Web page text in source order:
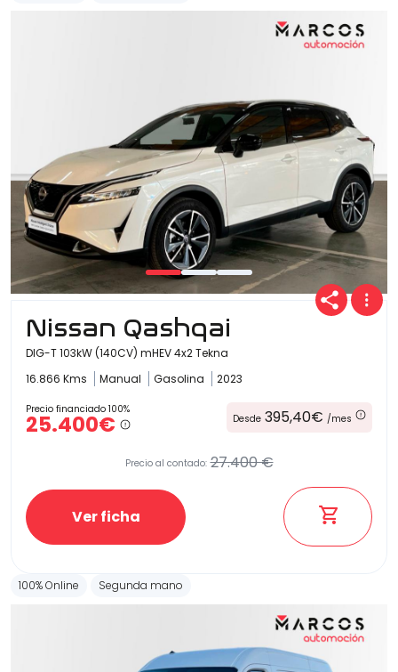
Cuota
Año
Kilómetros
Combustible
(Elige una o varias opciones)
Etiqueta medioambiental
Potencia
Nissan Qashqai
DIG-T 103kW (140CV) mHEV 4x2 Tekna
16.866 Kms
Manual Gasolina 2023
Precio financiado 100%
25.400€ Desde 395,40€ /mes
Precio al contado: 27.400 €
Ver ficha
100% Online Segunda mano